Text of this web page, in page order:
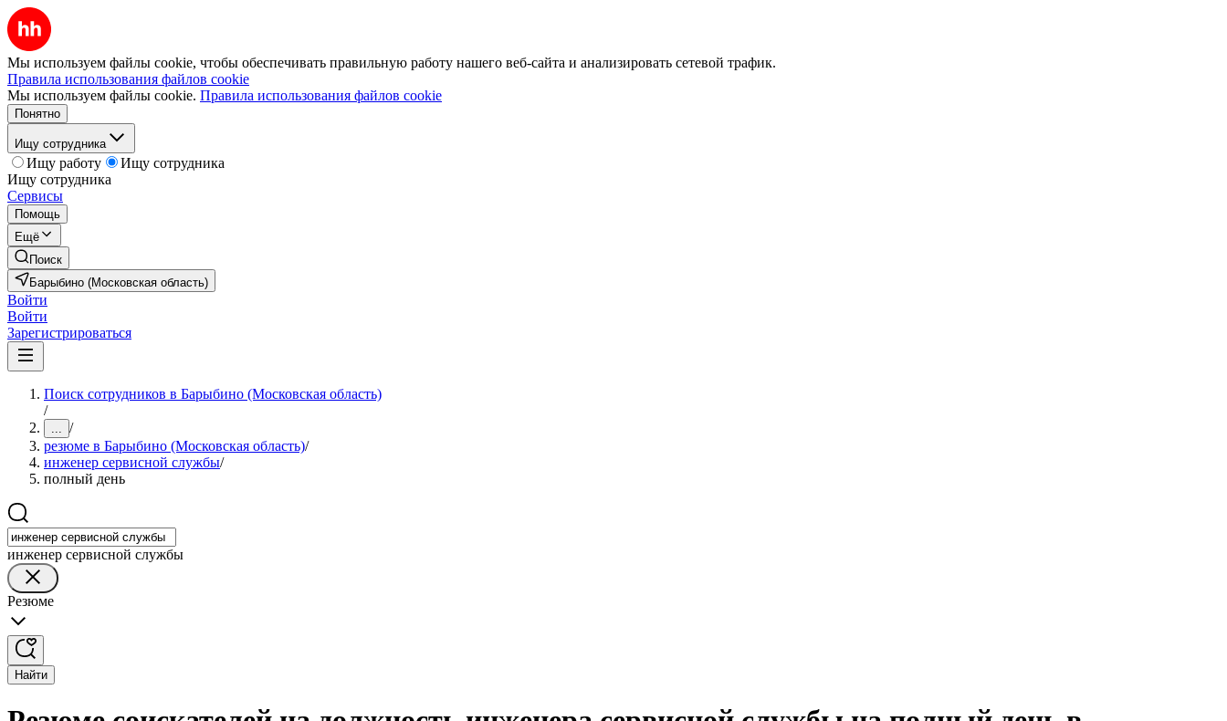
Мы используем файлы cookie, чтобы обеспечивать правильную работу нашего веб-сайта и анализировать сетевой трафик.
Правила использования файлов cookie
Мы используем файлы cookie. Правила использования файлов cookie
Понятно
Ищу сотрудника
Ищу работу
Ищу сотрудника
Ищу сотрудника
Сервисы
Помощь
Ещё
Поиск
Барыбино (Московская область)
Войти
Войти
Зарегистрироваться
Поиск сотрудников в Барыбино (Московская область)
/
... /
резюме в Барыбино (Московская область)/
инженер сервисной службы/
полный день
инженер сервисной службы
Резюме
Найти